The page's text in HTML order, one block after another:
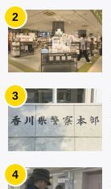
2
3
4